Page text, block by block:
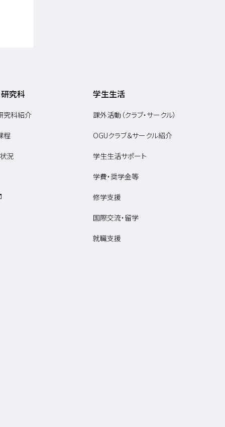
究科
究科紹介
程
況
学生生活
課外活動（クラブ・サークル）
OGUクラブ＆サークル紹介
学生生活サポート
学費・奨学金等
修学支援
国際交流・留学
就職支援